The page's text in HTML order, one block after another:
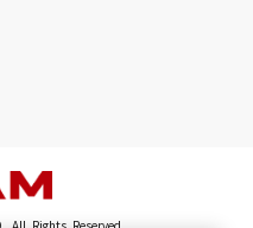
All Rights Reserved.